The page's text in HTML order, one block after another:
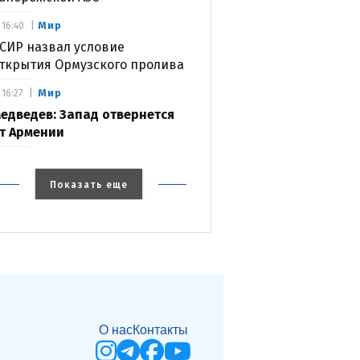
Мир
назвал условие
Ормузского пролива
16:40
Мир
Запад отвернется
Армении
16:27
Показать еще
О насКонтакты